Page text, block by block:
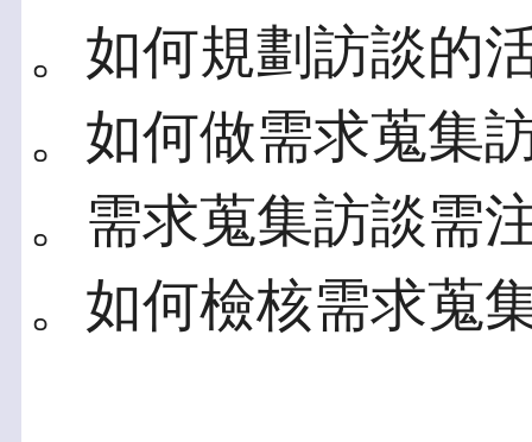
。如何規劃訪談的
。如何做需求蒐集
。需求蒐集訪談需
。如何檢核需求蒐